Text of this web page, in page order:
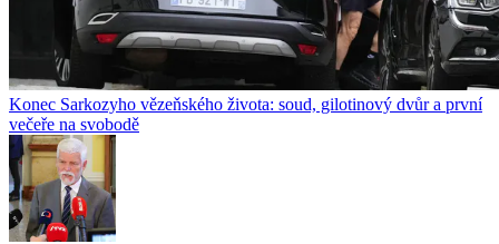
Konec Sarkozyho vězeňského života: soud, gilotinový dvůr a první
večeře na svobodě